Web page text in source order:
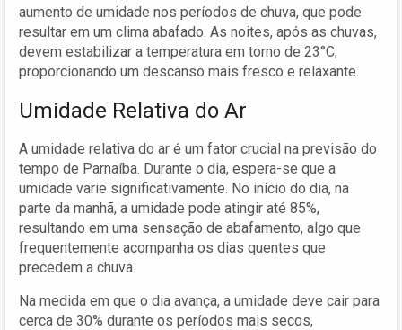
aumento de umidade nos períodos de chuva, que pode
resultar em um clima abafado. As noites, após as chuvas,
devem estabilizar a temperatura em torno de 23°C,
proporcionando um descanso mais fresco e relaxante.
Umidade Relativa do Ar
A umidade relativa do ar é um fator crucial na previsão do
tempo de Parnaíba. Durante o dia, espera-se que a
umidade varie significativamente. No início do dia, na
parte da manhã, a umidade pode atingir até 85%,
resultando em uma sensação de abafamento, algo que
frequentemente acompanha os dias quentes que
precedem a chuva.
Na medida em que o dia avança, a umidade deve cair para
cerca de 30% durante os períodos mais secos,